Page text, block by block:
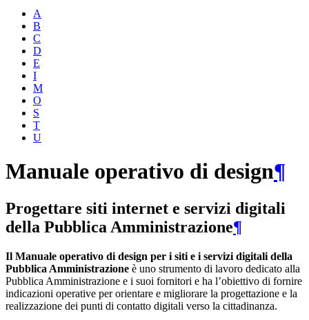
A
B
C
D
E
I
M
O
S
T
U
Manuale operativo di design¶
Progettare siti internet e servizi digitali
della Pubblica Amministrazione¶
Il Manuale operativo di design per i siti e i servizi digitali della
Pubblica Amministrazione è uno strumento di lavoro dedicato alla
Pubblica Amministrazione e i suoi fornitori e ha l’obiettivo di fornire
indicazioni operative per orientare e migliorare la progettazione e la
realizzazione dei punti di contatto digitali verso la cittadinanza.